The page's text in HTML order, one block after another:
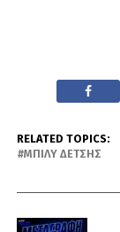
RELATED TOPICS:
ΜΠΊΛΥ ΔΈΤΣΗΣ